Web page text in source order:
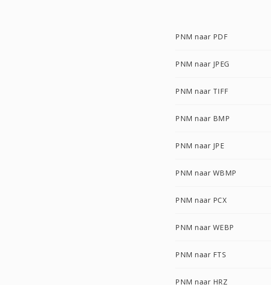
PNM naar PDF
PNM naar JPEG
PNM naar TIFF
PNM naar BMP
PNM naar JPE
PNM naar WBMP
PNM naar PCX
PNM naar WEBP
PNM naar FTS
PNM naar HRZ